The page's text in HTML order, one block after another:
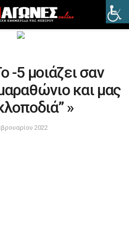
-5 μοιάζει σαν
και μας
»
2022